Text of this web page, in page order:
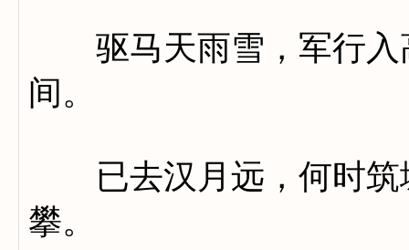
驱马天雨雪，军行入
间。
已去汉月远，何时筑
攀。